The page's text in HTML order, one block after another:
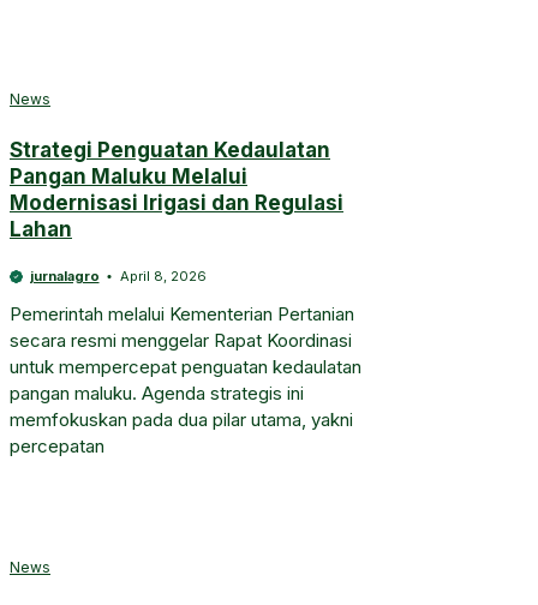
News
Strategi Penguatan Kedaulatan
Pangan Maluku Melalui
Modernisasi Irigasi dan Regulasi
Lahan
jurnalagro April 8, 2026
Pemerintah melalui Kementerian Pertanian
secara resmi menggelar Rapat Koordinasi
untuk mempercepat penguatan kedaulatan
pangan maluku. Agenda strategis ini
memfokuskan pada dua pilar utama, yakni
percepatan
News